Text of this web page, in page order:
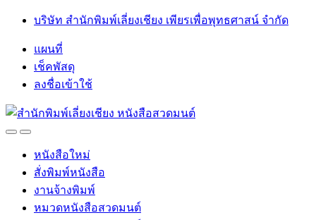
Skip
navigation
Skip
บริษัท สำนักพิมพ์เลี่ยงเชียง เพียรเพื่อพุทธศาสน์ จำกัด
แผนที่
เช็คพัสดุ
ลงชื่อเข้าใช้
OpenClose
หนังสือใหม่
สั่งพิมพ์หนังสือ
งานจ้างพิมพ์
หมวดหนังสือสวดมนต์